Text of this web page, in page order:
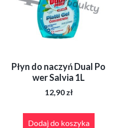
Płyn do naczyń Dual Po
wer Salvia 1L
12,90 zł
Dodaj do koszyka